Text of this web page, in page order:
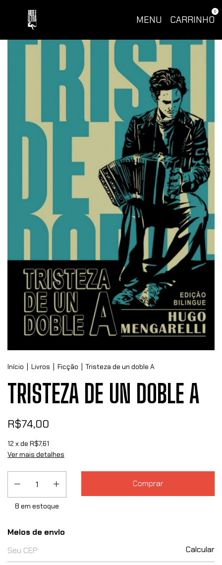
MENU CARRINHO
0
Início Livros Ficção Tristeza de un doble A
TRISTEZA DE UN DOBLE A
R$74,00
12 x de R$7,61
Ver mais detalhes
8 em estoque
Entregas para o CEP:
Meios de envio
Calcular